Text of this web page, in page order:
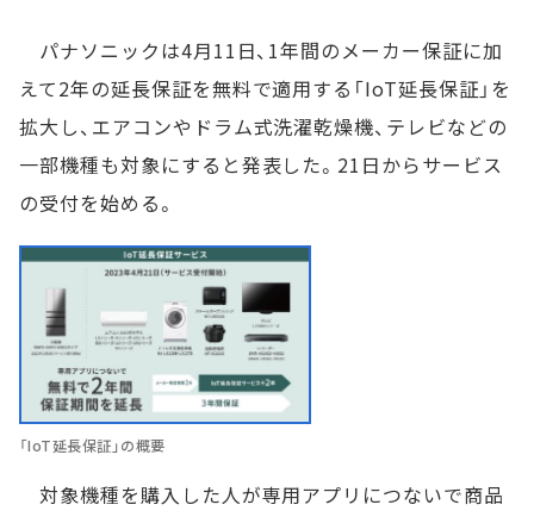
パナソニックは4月11日、1年間のメーカー保証に加
えて2年の延長保証を無料で適用する「IoT延長保証」を
拡大し、エアコンやドラム式洗濯乾燥機、テレビなどの
一部機種も対象にすると発表した。21日からサービス
の受付を始める。
「IoT延長保証」の概要
対象機種を購入した人が専用アプリにつないで商品